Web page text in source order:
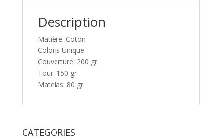
Description
Matière: Coton
Coloris Unique
Couverture: 200 gr
Tour: 150 gr
Matelas: 80 gr
CATEGORIES